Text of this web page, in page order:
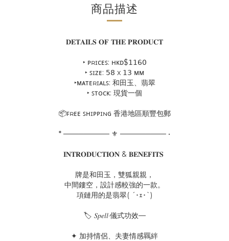
商品描述
𝐃𝐄𝐓𝐀𝐈𝐋𝐒 𝐎𝐅 𝐓𝐇𝐄 𝐏𝐑𝐎𝐃𝐔𝐂𝐓
‣ ᴘʀɪᴄᴇꜱ: ʜᴋᴅ$𝟣𝟣𝟨𝟢
‣ ꜱɪᴢᴇ: 𝟧𝟪 x 𝟣𝟥 ᴍᴍ
‣ᴍᴀᴛᴇʀɪᴀʟꜱ: 和田玉、翡翠
‣ ꜱᴛᴏᴄᴋ: 現貨一個
📦ꜰʀᴇᴇ ꜱʜɪᴘᴘɪɴɢ 香港地區順豐包郵
* ───────── ⚜ ───────── •
𝐈𝐍𝐓𝐑𝐎𝐃𝐔𝐂𝐓𝐈𝐎𝐍 & 𝐁𝐄𝐍𝐄𝐅𝐈𝐓𝐒
牌是和田玉，雙狐親親，
中間鏤空，設計感較強的一款。
項鏈用的是翡翠( ´･ｪ･`)
🏷️ 𝑆𝑝𝑒𝑙𝑙·儀式功效—
✦ 加持情侶、夫妻情感羈絆